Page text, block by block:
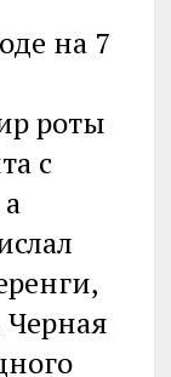
на 7
роты
с
Черная